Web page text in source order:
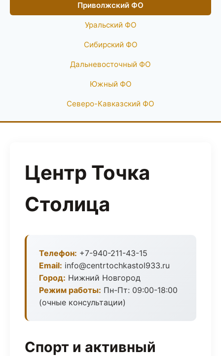
Приволжский ФО
Уральский ФО
Сибирский ФО
Дальневосточный ФО
Южный ФО
Северо-Кавказский ФО
Центр Точка
Столица
Телефон: +7-940-211-43-15
Email: info@centrtochkastol933.ru
Город: Нижний Новгород
Режим работы: Пн-Пт: 09:00-18:00
(очные консультации)
Спорт и активный